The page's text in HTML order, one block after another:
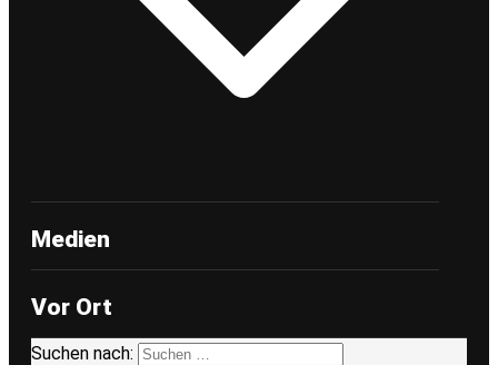
Medien
Vor Ort
Suchen nach: